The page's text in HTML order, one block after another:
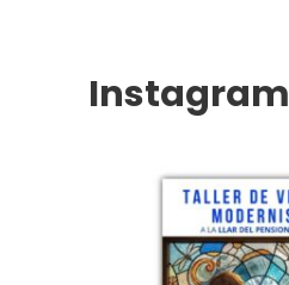
Instagram